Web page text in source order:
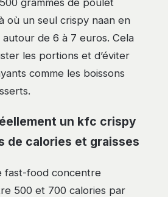
où un seul crispy naan en
de 6 à 7 euros. Cela
les portions et d’éviter
comme les boissons
un kfc crispy
de calories et graisses
fast-food concentre
500 et 700 calories par